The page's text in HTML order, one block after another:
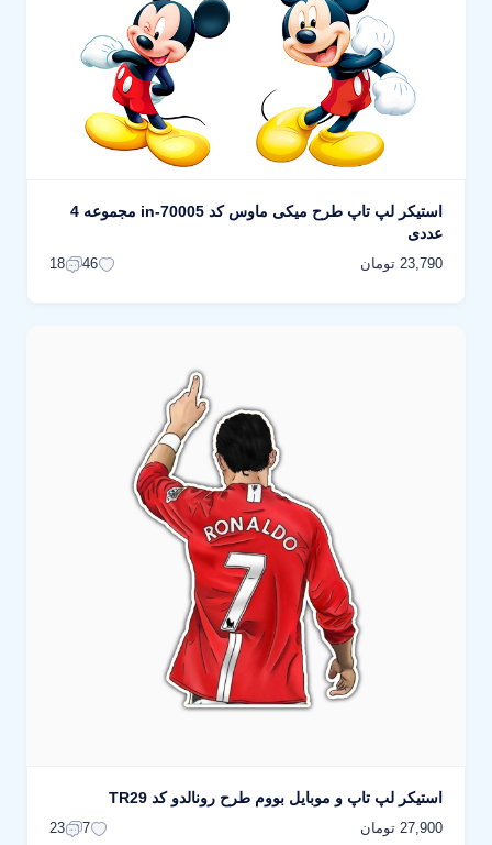
استیکر لپ تاپ طرح میکی ماوس کد in-70005 مجموعه 4
عددی
23,790 تومان 46
18
استیکر لپ تاپ و موبایل بووم طرح رونالدو کد TR29
27,900 تومان 7
23